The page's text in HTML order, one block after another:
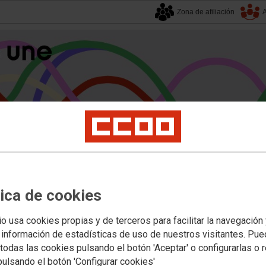
de cookies
usa cookies propias y de terceros para facilitar la navegación
de estadísticas de uso de nuestros visitantes.
las cookies pulsando el botón 'Aceptar' o configurarlas o
el botón 'Configurar cookies'
Zona de afiliación
Universidad Privada Política Educativa
bases reguladoras para la